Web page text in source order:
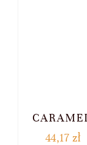
44,17 zł